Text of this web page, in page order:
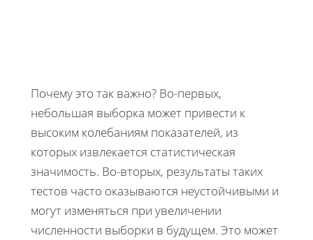
Почему это так важно? Во-первых,
небольшая выборка может привести к
высоким колебаниям показателей, из
которых извлекается статистическая
значимость. Во-вторых, результаты таких
тестов часто оказываются неустойчивыми и
могут изменяться при увеличении
численности выборки в будущем. Это может